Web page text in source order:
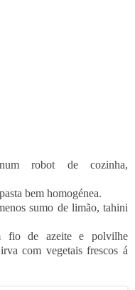
robot de cozinha,
bem homogénea.
sumo de limão, tahini
fio de azeite e polvilhe
com vegetaisfrescos á